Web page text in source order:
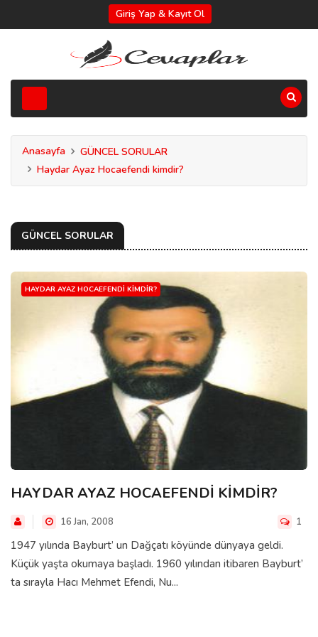
Giriş Yap & Kayıt Ol
Anasayfa
GÜNCEL SORULAR
Haydar Ayaz Hocaefendi kimdir?
GÜNCEL SORULAR
HAYDAR AYAZ HOCAEFENDI KIMDIR?
HAYDAR AYAZ HOCAEFENDİ KİMDİR?
16 Jan, 2008 1
1947 yılında Bayburt’ un Dağçatı köyünde dünyaya geldi.
Küçük yaşta okumaya başladı. 1960 yılından itibaren Bayburt’
ta sırayla Hacı Mehmet Efendi, Nu...